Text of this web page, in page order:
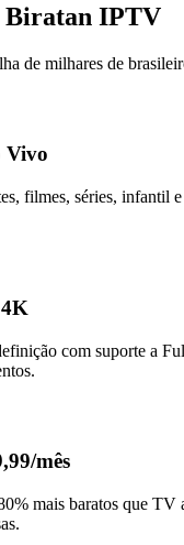
Biratan IPTV
de milhares de
Vivo
filmes, séries, infantil
com suporte a
mês
mais baratos que TV